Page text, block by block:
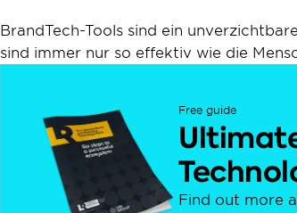
BrandTech-Tools sind ein
sind immer nur so effektiv wie die
Free guide
Find out more